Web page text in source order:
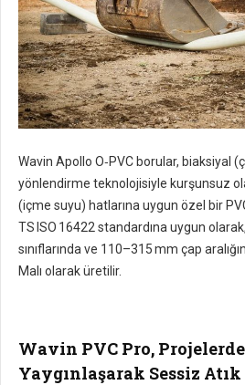
Wavin Apollo O‑PVC borular, biaksiyal
yönlendirme teknolojisiyle kurşunsuz
(içme suyu) hatlarına uygun özel bir
TS ISO 16422 standardına uygun
sınıflarında ve 110–315 mm çap
Malı olarak üretilir.
Wavin PVC Pro,
Yaygınlaşarak Sessiz